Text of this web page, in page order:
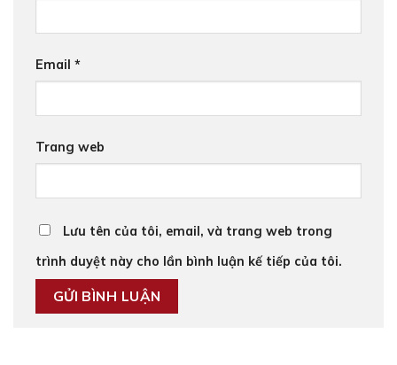
Email *
Trang web
Lưu tên của tôi, email, và trang web trong
trình duyệt này cho lần bình luận kế tiếp của tôi.